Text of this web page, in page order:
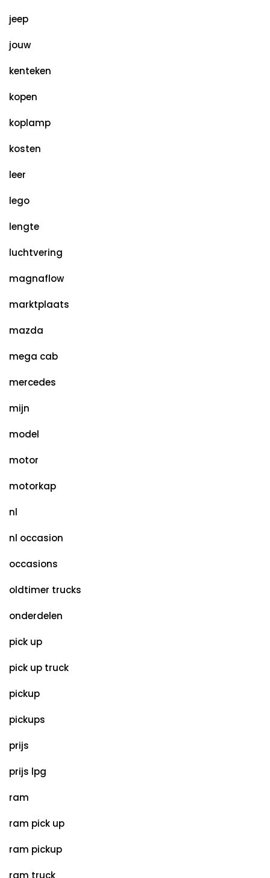
jeep
jouw
kenteken
kopen
koplamp
kosten
leer
lego
lengte
luchtvering
magnaflow
marktplaats
mazda
mega cab
mercedes
mijn
model
motor
motorkap
nl
nl occasion
occasions
oldtimer trucks
onderdelen
pick up
pick up truck
pickup
pickups
prijs
prijs lpg
ram
ram pick up
ram pickup
ram truck